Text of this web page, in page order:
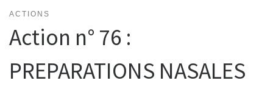
ACTIONS
Action n° 76 :
PREPARATIONS NASALES